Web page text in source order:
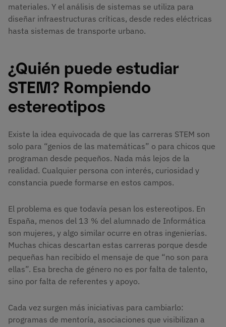
materiales. Y el análisis de sistemas se utiliza para
diseñar infraestructuras críticas, desde redes eléctricas
hasta sistemas de transporte urbano.
¿Quién puede estudiar
STEM? Rompiendo
estereotipos
Existe la idea equivocada de que las carreras STEM son
solo para “genios de las matemáticas” o para chicos que
programan desde pequeños. Nada más lejos de la
realidad. Cualquier persona con interés, curiosidad y
constancia puede formarse en estos campos.
El problema es que todavía pesan los estereotipos. En
España, menos del 13 % del alumnado de Informática
son mujeres, y algo similar ocurre en otras ingenierías.
Muchas chicas descartan estas carreras porque desde
pequeñas han recibido el mensaje de que “no son para
ellas”. Esa brecha de género no es por falta de talento,
sino por falta de referentes y apoyo.
Cada vez surgen más iniciativas para cambiarlo:
programas de mentoría, asociaciones que visibilizan a